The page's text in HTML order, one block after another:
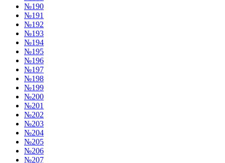
№190
№191
№192
№193
№194
№195
№196
№197
№198
№199
№200
№201
№202
№203
№204
№205
№206
№207